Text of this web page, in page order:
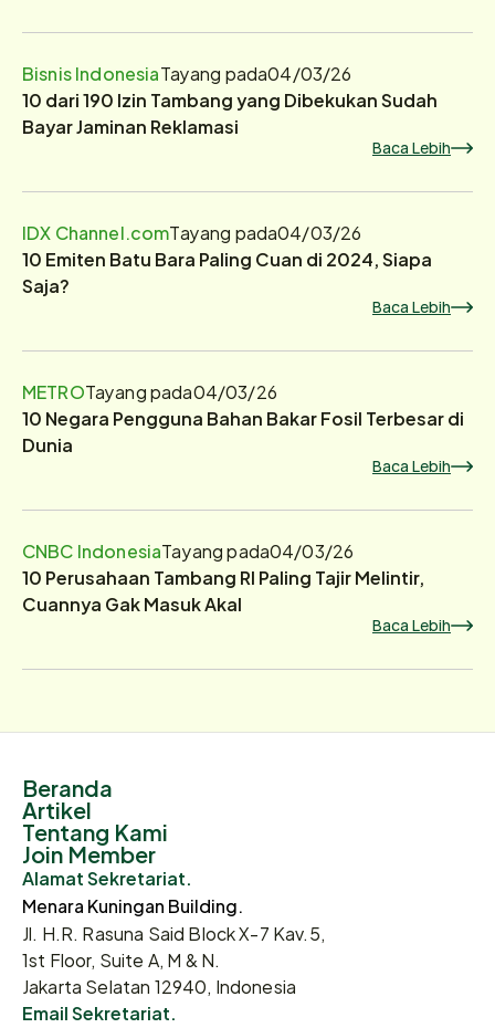
Bisnis IndonesiaTayang pada04/03/26
10 dari 190 Izin Tambang yang Dibekukan Sudah
Bayar Jaminan Reklamasi
Baca Lebih
IDX Channel.comTayang pada04/03/26
10 Emiten Batu Bara Paling Cuan di 2024, Siapa
Saja?
Baca Lebih
METROTayang pada04/03/26
10 Negara Pengguna Bahan Bakar Fosil Terbesar di
Dunia
Baca Lebih
CNBC IndonesiaTayang pada04/03/26
10 Perusahaan Tambang RI Paling Tajir Melintir,
Cuannya Gak Masuk Akal
Baca Lebih
Beranda
Artikel
Tentang Kami
Join Member
Alamat Sekretariat.
Menara Kuningan Building.
Jl. H.R. Rasuna Said Block X-7 Kav.5,
1st Floor, Suite A, M & N.
Jakarta Selatan 12940, Indonesia
Email Sekretariat.